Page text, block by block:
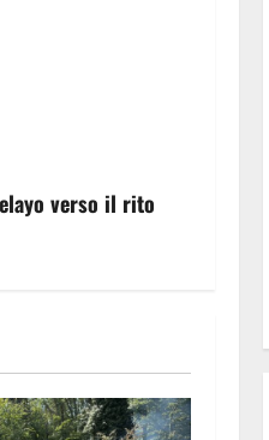
verso il rito